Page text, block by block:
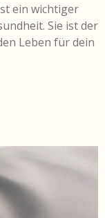
ein wichtiger
Sie ist der
Leben für dein